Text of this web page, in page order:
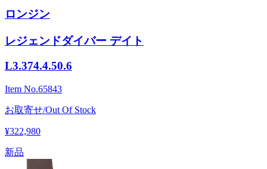
ロンジン
レジェンドダイバー デイト
L3.374.4.50.6
Item No.65843
お取寄せ/Out Of Stock
¥322,980
新品